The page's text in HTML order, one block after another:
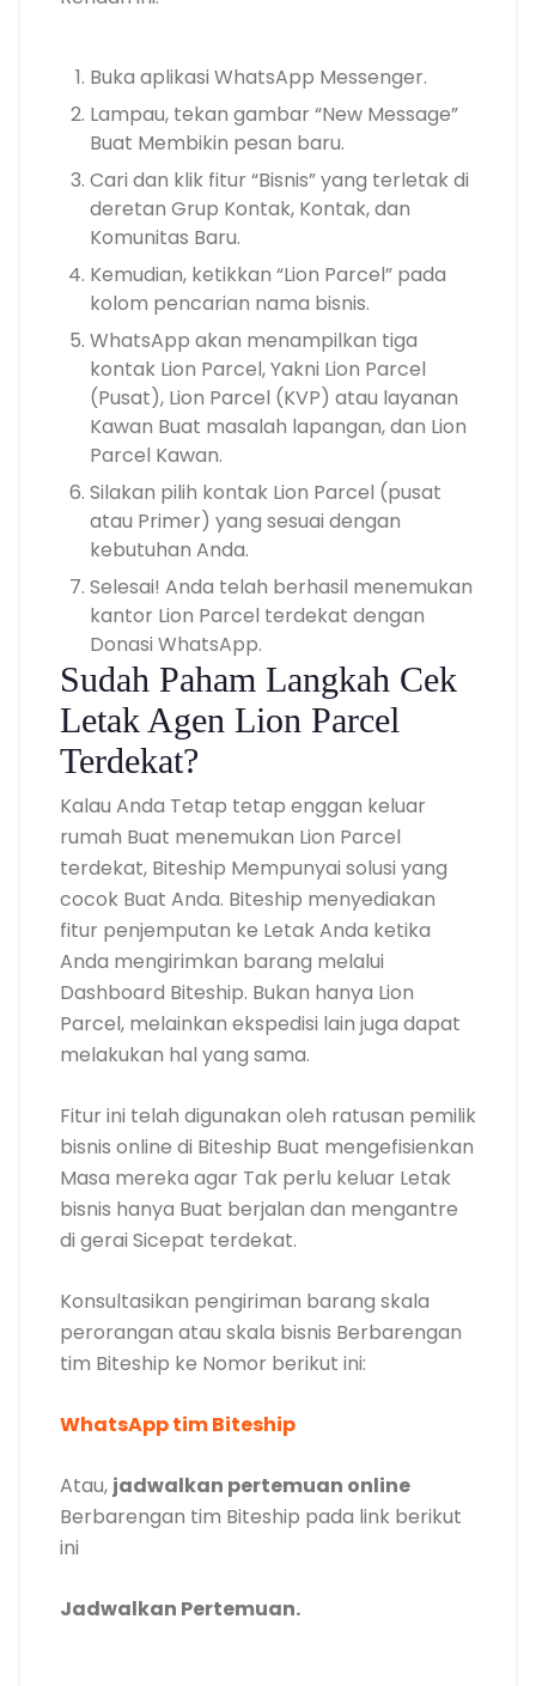
Buka aplikasi WhatsApp Messenger.
Lampau, tekan gambar “New Message”
Buat Membikin pesan baru.
Cari dan klik fitur “Bisnis” yang terletak di
deretan Grup Kontak, Kontak, dan
Komunitas Baru.
Kemudian, ketikkan “Lion Parcel” pada
kolom pencarian nama bisnis.
WhatsApp akan menampilkan tiga
kontak Lion Parcel, Yakni Lion Parcel
(Pusat), Lion Parcel (KVP) atau layanan
Kawan Buat masalah lapangan, dan Lion
Parcel Kawan.
Silakan pilih kontak Lion Parcel (pusat
atau Primer) yang sesuai dengan
kebutuhan Anda.
Selesai! Anda telah berhasil menemukan
kantor Lion Parcel terdekat dengan
Donasi WhatsApp.
Sudah Paham Langkah Cek
Letak Agen Lion Parcel
Terdekat?
Kalau Anda Tetap tetap enggan keluar
rumah Buat menemukan Lion Parcel
terdekat, Biteship Mempunyai solusi yang
cocok Buat Anda. Biteship menyediakan
fitur penjemputan ke Letak Anda ketika
Anda mengirimkan barang melalui
Dashboard Biteship. Bukan hanya Lion
Parcel, melainkan ekspedisi lain juga dapat
melakukan hal yang sama.
Fitur ini telah digunakan oleh ratusan pemilik
bisnis online di Biteship Buat mengefisienkan
Masa mereka agar Tak perlu keluar Letak
bisnis hanya Buat berjalan dan mengantre
di gerai Sicepat terdekat.
Konsultasikan pengiriman barang skala
perorangan atau skala bisnis Berbarengan
tim Biteship ke Nomor berikut ini:
WhatsApp tim Biteship
Atau, jadwalkan pertemuan online
Berbarengan tim Biteship pada link berikut
ini
Jadwalkan Pertemuan.